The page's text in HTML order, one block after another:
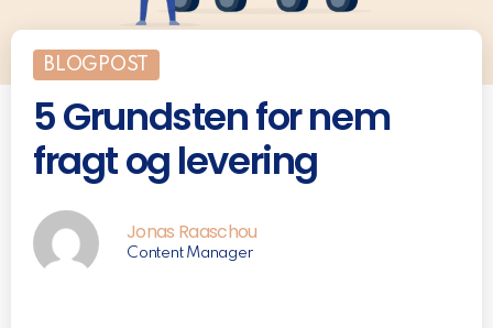
BLOGPOST
5 Grundsten for nem
fragt og levering
Jonas Raaschou
Content Manager